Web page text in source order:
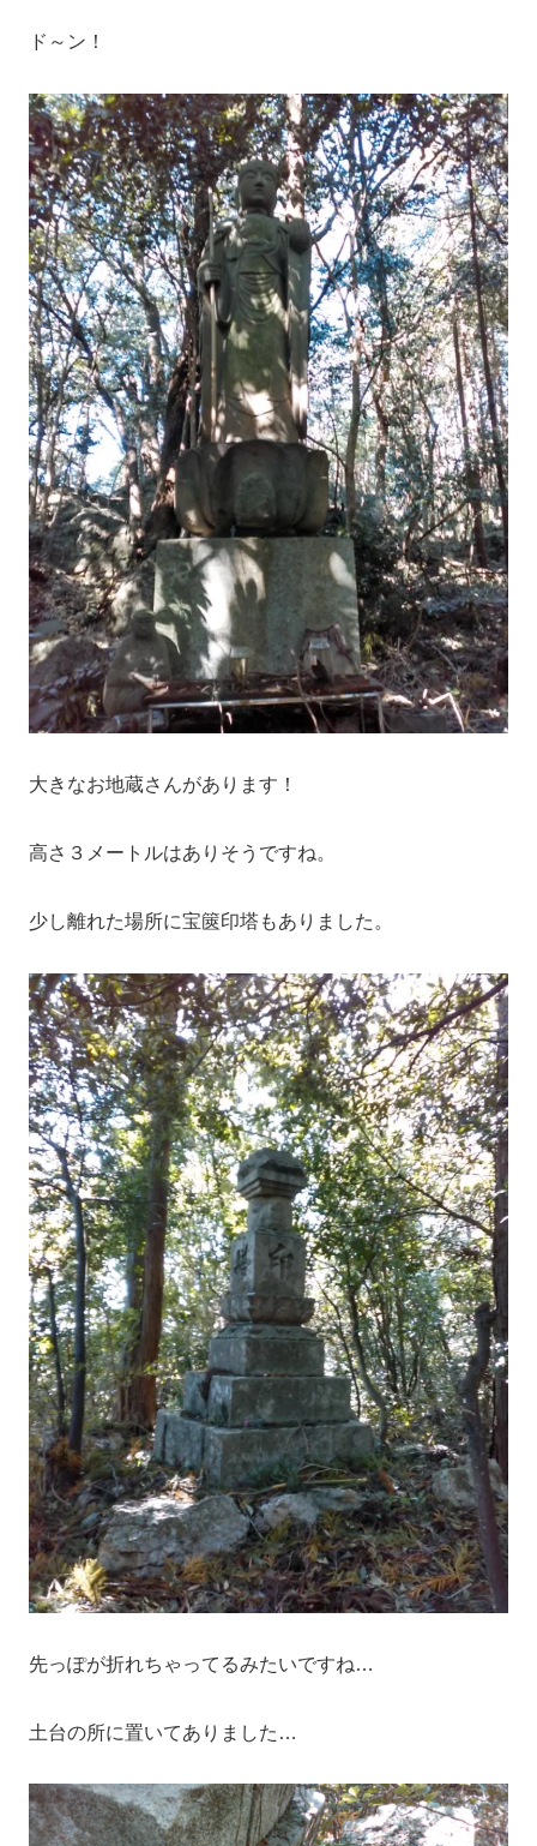
ド～ン！
大きなお地蔵さんがあります！
高さ３メートルはありそうですね。
少し離れた場所に宝篋印塔もありました。
先っぽが折れちゃってるみたいですね…
土台の所に置いてありました…